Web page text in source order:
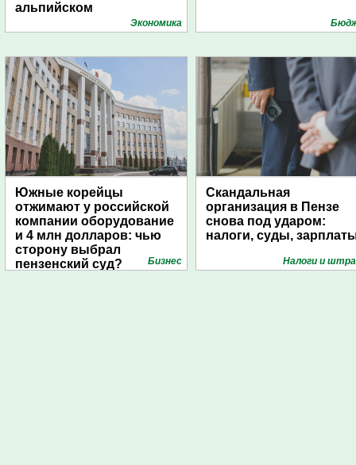
альпийском
Экономика
Южные корейцы
отжимают у российской
компании оборудование
и 4 млн долларов: чью
сторону выбрал
пензенский суд?
Бизнес
Скандальная
организация в Пензе
снова под ударом:
налоги, суды,
Налоги и